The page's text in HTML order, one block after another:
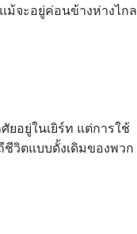
ม้จะอยู่ค่อนข้างห่างไกล
อยู่ในเยิร์ท แต่การใช้
วิตแบบดั้งเดิมของพวก